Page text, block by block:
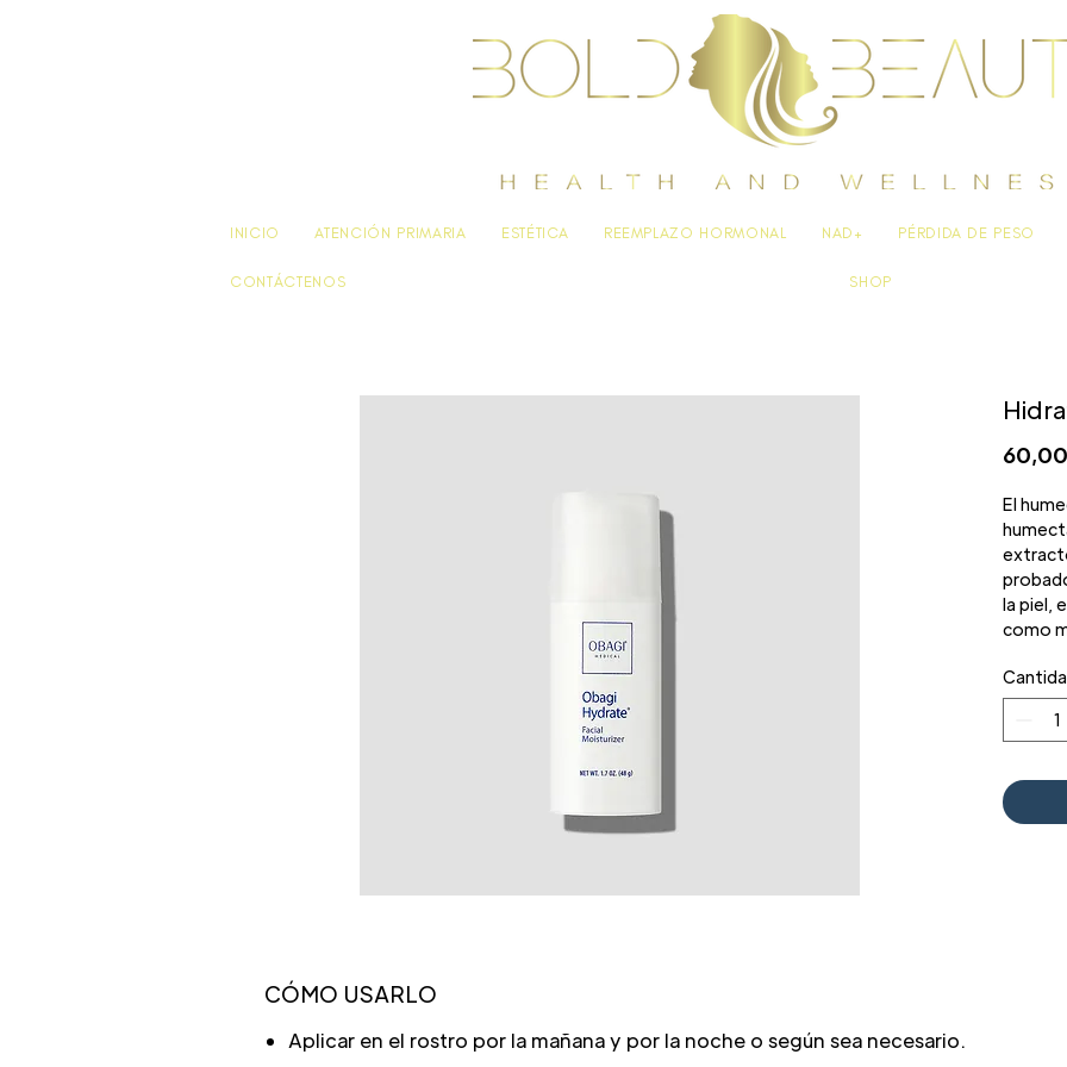
INICIO ATENCIÓN PRIMARIA ESTÉTICA REEMPLAZO HORMONAL NAD+ PÉRDIDA DE PESO
CONTÁCTENOS SHOP
El
la piel,
como
y una
CÓMO USARLO
Aplicar en el rostro por la mañana y por la noche o según sea necesario.